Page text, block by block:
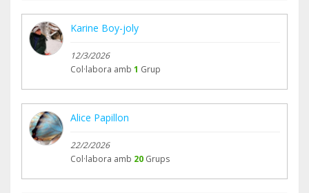
Karine Boy-joly
12/3/2026
Col·labora amb 1 Grup
Alice Papillon
22/2/2026
Col·labora amb 20 Grups